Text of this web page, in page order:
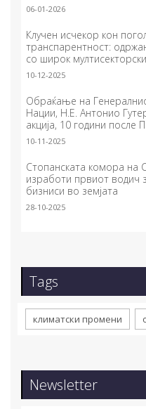
06-01-2026
Клучен исчекор кон
транспарентност:
со широк
10-12-2025
Обраќање на
Нации, Н.Е. Антонио
акција, 10 години после
10-11-2025
Стопанската комора на
изработи првиот водич
бизниси во земјата
28-10-2025
Tags
климатски промени
Newsletter